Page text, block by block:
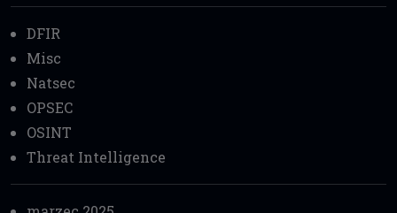
DFIR
Misc
Natsec
OPSEC
OSINT
Threat Intelligence